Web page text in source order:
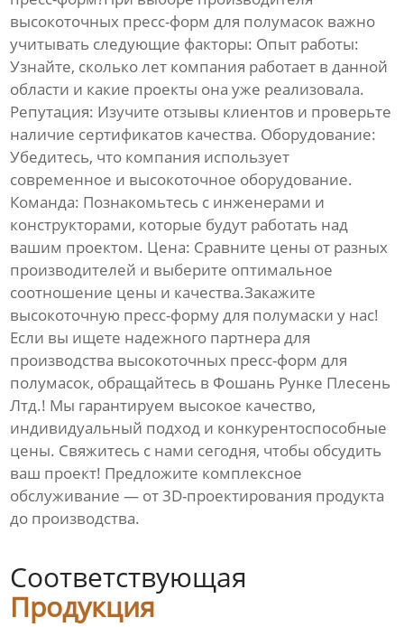
высокоточных пресс-форм для полумасок важно
учитывать следующие факторы: Опыт работы:
Узнайте, сколько лет компания работает в данной
области и какие проекты она уже реализовала.
Репутация: Изучите отзывы клиентов и проверьте
наличие сертификатов качества. Оборудование:
Убедитесь, что компания использует
современное и высокоточное оборудование.
Команда: Познакомьтесь с инженерами и
конструкторами, которые будут работать над
вашим проектом. Цена: Сравните цены от разных
производителей и выберите оптимальное
соотношение цены и качества.Закажите
высокоточную пресс-форму для полумаски у нас!
Если вы ищете надежного партнера для
производства высокоточных пресс-форм для
полумасок, обращайтесь в Фошань Рунке Плесень
Лтд.! Мы гарантируем высокое качество,
индивидуальный подход и конкурентоспособные
цены. Свяжитесь с нами сегодня, чтобы обсудить
ваш проект! Предложите комплексное
обслуживание — от 3D-проектирования продукта
до производства.
Соответствующая
Продукция